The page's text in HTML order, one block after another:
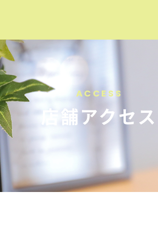
ACCESS
店舗アクセス